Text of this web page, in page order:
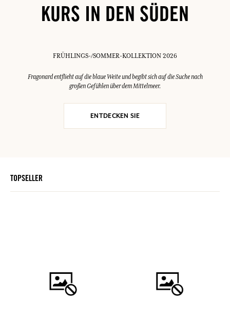
KURS IN DEN SÜDEN
FRÜHLINGS-/SOMMER-KOLLEKTION 2026
Fragonard entflieht auf die blaue Weite und begibt sich auf die Suche nach
großen Gefühlen über dem Mittelmeer.
ENTDECKEN SIE
TOPSELLER